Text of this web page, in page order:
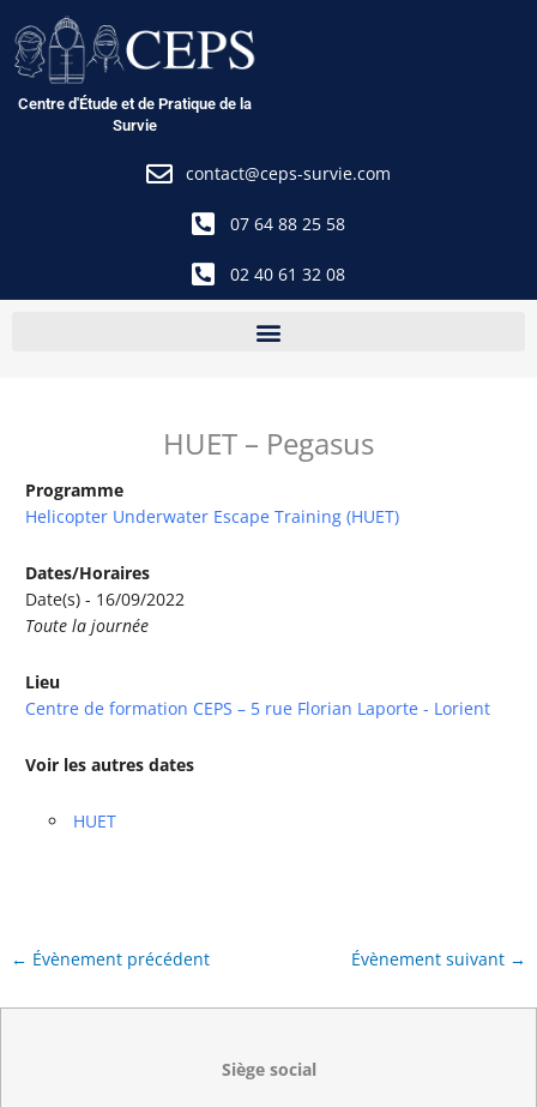
au
contenu
Centre d'Étude et de Pratique de la
Survie
contact@ceps-survie.com
07 64 88 25 58
02 40 61 32 08
HUET – Pegasus
Programme
Helicopter Underwater Escape Training (HUET)
Dates/Horaires
Date(s) - 16/09/2022
Toute la journée
Lieu
Centre de formation CEPS – 5 rue Florian Laporte - Lorient
Voir les autres dates
HUET
← Évènement précédent Évènement suivant →
Siège social